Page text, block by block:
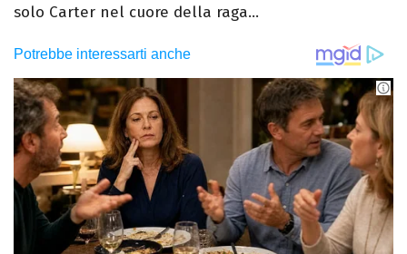
solo Carter nel cuore della raga...